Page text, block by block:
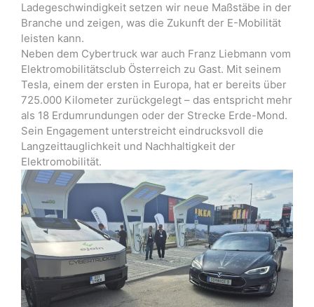
Ladegeschwindigkeit setzen wir neue Maßstäbe in der
Branche und zeigen, was die Zukunft der E-Mobilität
leisten kann.
Neben dem Cybertruck war auch Franz Liebmann vom
Elektromobilitätsclub Österreich zu Gast. Mit seinem
Tesla, einem der ersten in Europa, hat er bereits über
725.000 Kilometer zurückgelegt – das entspricht mehr
als 18 Erdumrundungen oder der Strecke Erde-Mond.
Sein Engagement unterstreicht eindrucksvoll die
Langzeittauglichkeit und Nachhaltigkeit der
Elektromobilität.